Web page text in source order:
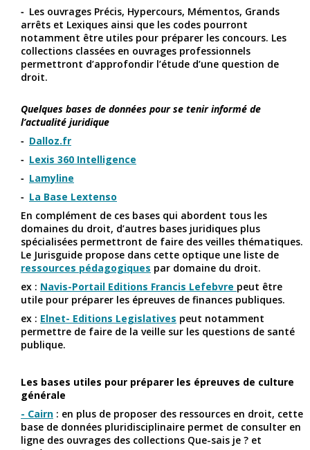
Les ouvrages Précis, Hypercours, Mémentos, Grands
arrêts et Lexiques ainsi que les codes pourront
notamment être utiles pour préparer les concours. Les
collections classées en ouvrages professionnels
permettront d’approfondir l’étude d’une question de
droit.
Quelques bases de données pour se tenir informé de
l’actualité juridique
Dalloz.fr
Lexis 360 Intelligence
Lamyline
La Base Lextenso
En complément de ces bases qui abordent tous les
domaines du droit, d’autres bases juridiques plus
spécialisées permettront de faire des veilles thématiques.
Le Jurisguide propose dans cette optique une liste de
ressources pédagogiques par domaine du droit.
ex : Navis-Portail Editions Francis Lefebvre peut être
utile pour préparer les épreuves de finances publiques.
ex : Elnet- Editions Legislatives peut notamment
permettre de faire de la veille sur les questions de santé
publique.
Les bases utiles pour préparer les épreuves de culture
générale
- Cairn : en plus de proposer des ressources en droit, cette
base de données pluridisciplinaire permet de consulter en
ligne des ouvrages des collections Que-sais je ? et